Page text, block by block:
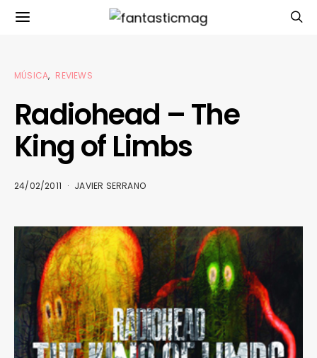
MÚSICA REVIEWS
Radiohead – The
King of Limbs
24/02/2011 JAVIER SERRANO